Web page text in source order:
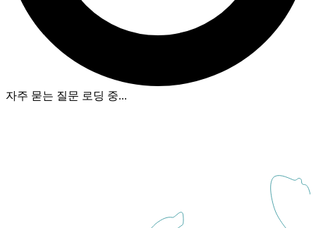
자주 묻는 질문 로딩 중...